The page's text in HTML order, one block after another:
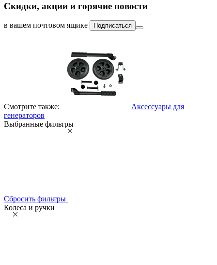
Скидки, акции и горячие новости
в вашем почтовом ящике Подписаться
Смотрите также:
Аксессуары для
генераторов
Выбранные фильтры
Сбросить фильтры
Колеса и ручки